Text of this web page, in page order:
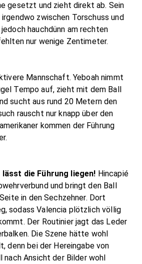
gesetzt und zieht direkt ab. Sein
zwischen Torschuss und
hauchdünn am rechten
nur wenige Zentimeter.
Mannschaft. Yeboah nimmt
Tempo auf, zieht mit dem Ball
sucht aus rund 20 Metern den
rauscht nur knapp über den
kommen der Führung
lässt die Führung liegen! Hincapié
und bringt den Ball
in den Sechzehner. Dort
sodass Valencia plötzlich völlig
Der Routinier jagt das Leder
Die Szene hätte wohl
denn bei der Hereingabe von
nach Ansicht der Bilder wohl